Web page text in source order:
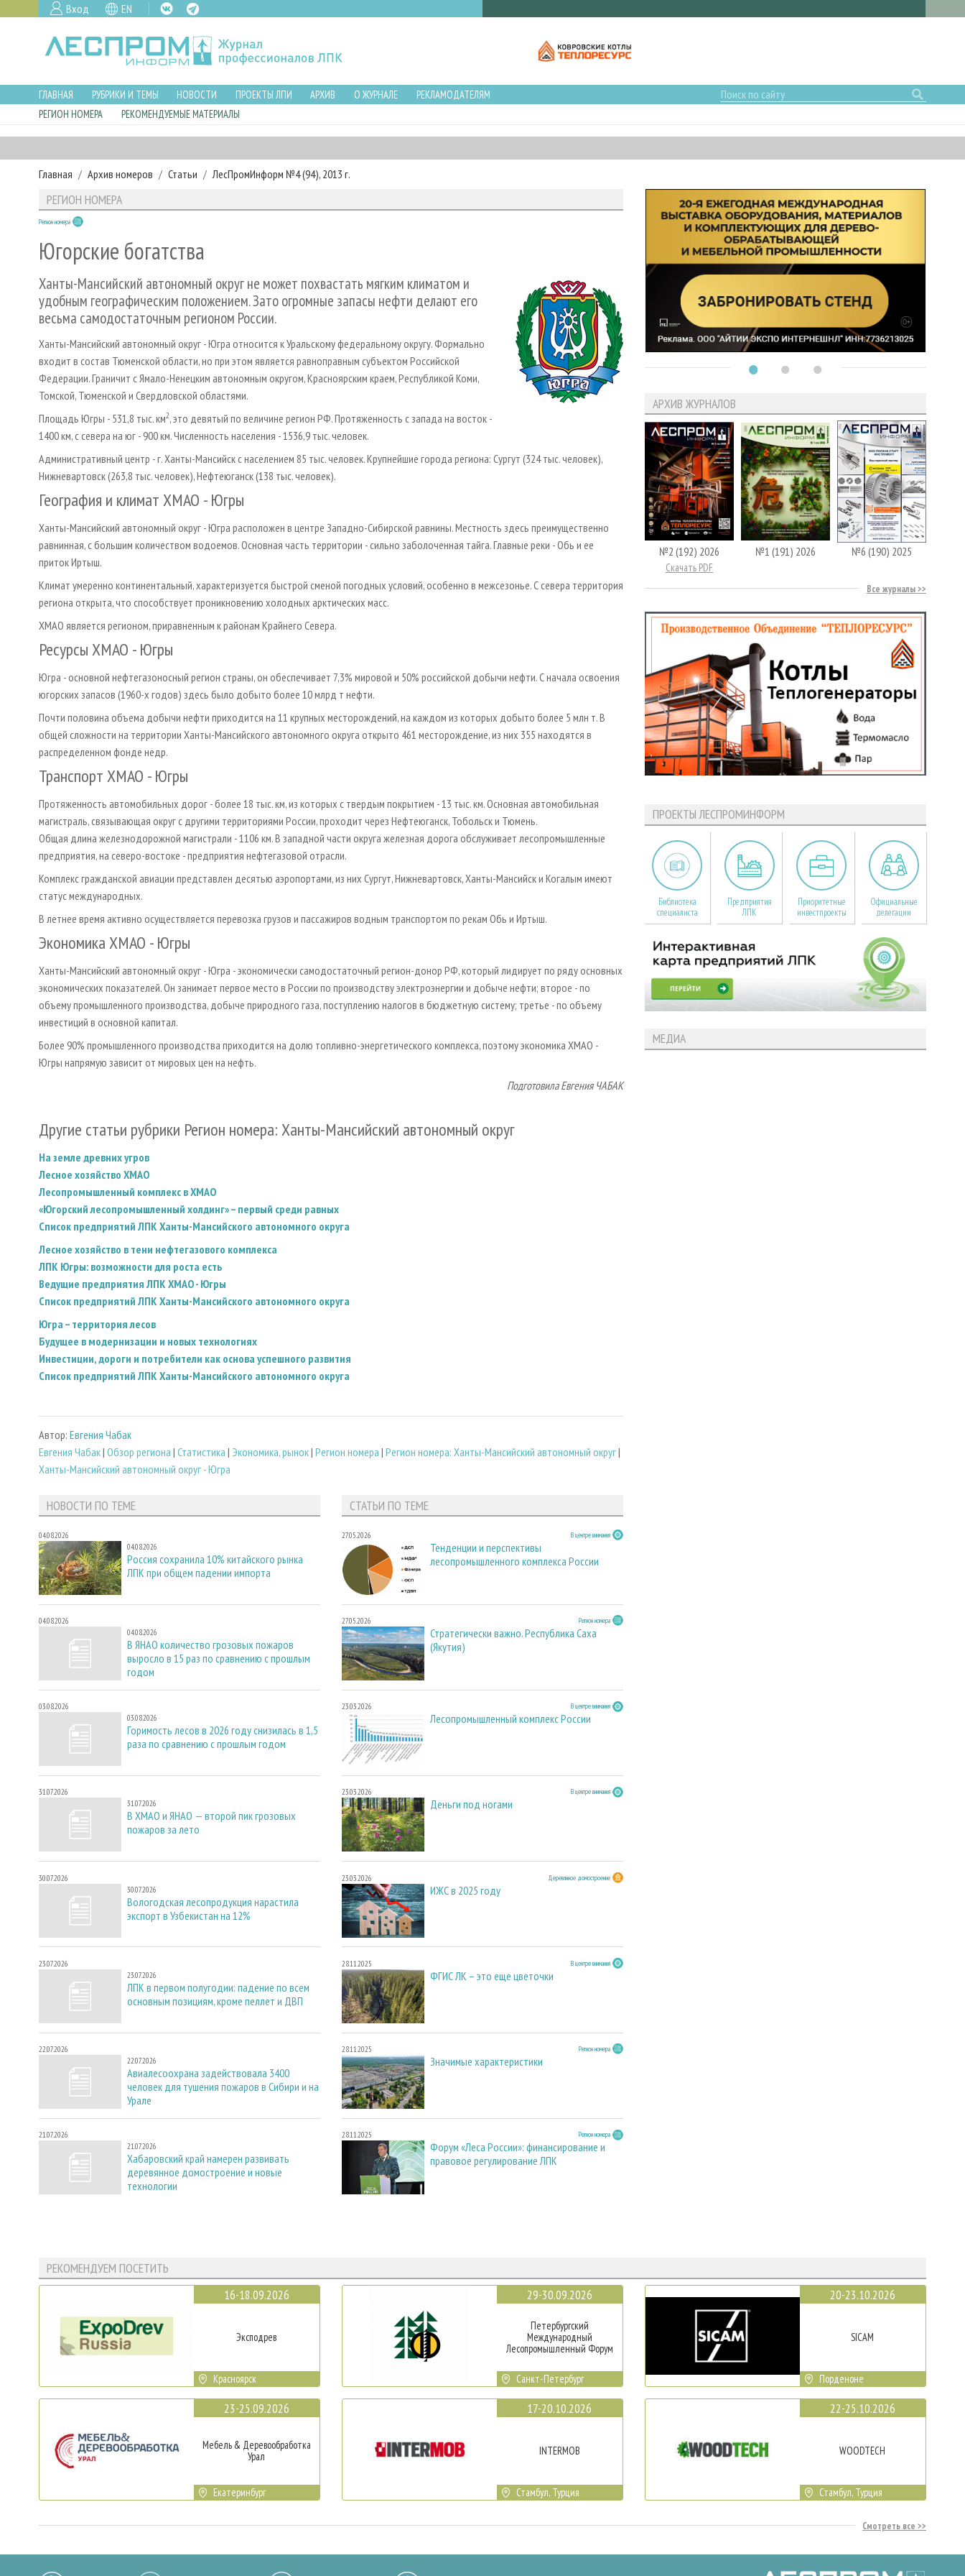
Вход EN
ГЛАВНАЯ РУБРИКИ И ТЕМЫ НОВОСТИ ПРОЕКТЫ ЛПИ АРХИВ О ЖУРНАЛЕ
РЕКЛАМОДАТЕЛЯМ
РЕГИОН НОМЕРА
РЕКОМЕНДУЕМЫЕ МАТЕРИАЛЫ
Главная Архив номеров Статьи ЛесПромИнформ №4 (94), 2013 г.
РЕГИОН НОМЕРА
Регион номера
Югорские богатства
Ханты-Мансийский автономный округ не может похвастать мягким климатом и
удобным географическим положением. Зато огромные запасы нефти делают его
весьма самодостаточным регионом России.
Ханты-Мансийский автономный округ - Югра относится к Уральскому федеральному округу. Формально
входит в состав Тюменской области, но при этом является равноправным субъектом Российской
Федерации. Граничит с Ямало-Ненецким автономным округом, Красноярским краем, Республикой Коми,
Томской, Тюменской и Свердловской областями.
Площадь Югры - 531,8 тыс. км2, это девятый по величине регион РФ. Протяженность с запада на восток -
1400 км, с севера на юг - 900 км. Численность населения - 1536,9 тыс. человек.
Административный центр - г. Ханты-Мансийск с населением 85 тыс. человек. Крупнейшие города региона: Сургут (324 тыс. человек),
Нижневартовск (263,8 тыс. человек), Нефте­юганск (138 тыс. человек).
География и климат ХМАО - Югры
Ханты-Мансийский автономный округ - Югра расположен в центре Западно-Сибирской равнины. Местность здесь преимущественно
равнинная, с большим количеством водоемов. Основная часть территории - сильно заболоченная тайга. Главные реки - Обь и ее
приток Иртыш.
Климат умеренно континентальный, характеризуется быстрой сменой погодных условий, особенно в меж­сезонье. С севера территория
региона открыта, что способствует проникновению холодных арктических масс.
ХМАО является регионом, приравненным к районам Крайнего Севера.
Ресурсы ХМАО - Югры
Югра - основной нефтегазоносный регион страны, он обеспечивает 7,3% мировой и 50% российской добычи нефти. С начала освоения
югорских запасов (1960-х годов) здесь было добыто более 10 млрд т нефти.
Почти половина объема добычи нефти приходится на 11 крупных месторождений, на каждом из которых добыто более 5 млн т. В
общей сложности на территории Ханты-Мансийского автономного округа открыто 461 месторождение, из них 355 находятся в
распределенном фонде недр.
Транспорт ХМАО - Югры
Протяженность автомобильных дорог - более 18 тыс. км, из которых с твердым покрытием - 13 тыс. км. Основная автомобильная
магистраль, связывающая округ с другими территориями России, проходит через Нефтеюганск, Тобольск и Тюмень.
Общая длина железнодорожной магистрали - 1106 км. В западной части округа железная дорога обслуживает лесопромышленные
предприятия, на северо-востоке - предприятия нефтегазовой отрасли.
Комплекс гражданской авиации представлен десятью аэропортами, из них Сургут, Нижневартовск, Ханты-Мансийск и Когалым имеют
статус международных.
В летнее время активно осуществляется перевозка грузов и пассажиров водным транспортом по рекам Обь и Иртыш.
Экономика ХМАО - Югры
Ханты-Мансийский автономный округ - Югра - экономически самодостаточный регион-донор РФ, который лидирует по ряду основных
экономических показателей. Он занимает первое место в России по производству электроэнергии и добыче нефти; второе - по
объему промышленного производства, добыче природного газа, поступлению налогов в бюджетную систему; третье - по объему
инвестиций в основной капитал.
Более 90% промышленного производства приходится на долю топливно-энергетического комплекса, поэтому экономика ХМАО -
Югры напрямую зависит от мировых цен на нефть.
Подготовила Евгения ЧАБАК
Другие статьи рубрики Регион номера: Ханты-Мансийский автономный округ
На земле древних угров
Лесное хозяйство ХМАО
Лесопромышленный комплекс в ХМАО
«Югорский лесопромышленный холдинг» – первый среди равных
Список предприятий ЛПК Ханты-Мансийского автономного округа
Лесное хозяйство в тени нефтегазового комплекса
ЛПК Югры: возможности для роста есть
Ведущие предприятия ЛПК ХМАО - Югры
Список предприятий ЛПК Ханты-Мансийского автономного округа
Югра – территория лесов
Будущее в модернизации и новых технологиях
Инвестиции, дороги и потребители как основа успешного развития
Список предприятий ЛПК Ханты-Мансийского автономного округа
Автор: Евгения Чабак
Евгения Чабак| Обзор региона | Статистика | Экономика, рынок| Регион номера | Регион номера: Ханты-Мансийский автономный округ|
Ханты-Мансийский автономный округ - Югра
НОВОСТИ ПО ТЕМЕ
04.08.2026
04.08.2026
Россия сохранила 10% китайского рынка
ЛПК при общем падении импорта
04.08.2026
04.08.2026
В ЯНАО количество грозовых пожаров
выросло в 15 раз по сравнению с прошлым
годом
03.08.2026
03.08.2026
Горимость лесов в 2026 году снизилась в 1,5
раза по сравнению с прошлым годом
31.07.2026
31.07.2026
В ХМАО и ЯНАО — второй пик грозовых
пожаров за лето
30.07.2026
30.07.2026
Вологодская лесопродукция нарастила
экспорт в Узбекистан на 12%
23.07.2026
23.07.2026
ЛПК в первом полугодии: падение по всем
основным позициям, кроме пеллет и ДВП
22.07.2026
22.07.2026
Авиалесоохрана задействовала 3400
человек для тушения пожаров в Сибири и на
Урале
21.07.2026
21.07.2026
Хабаровский край намерен развивать
деревянное домостроение и новые
технологии
СТАТЬИ ПО ТЕМЕ
27.05.2026 В центре внимания
Тенденции и перспективы
лесопромышленного комплекса России
27.05.2026 Регион номера
Стратегически важно. Республика Саха
(Якутия)
23.03.2026 В центре внимания
Лесопромышленный комплекс России
23.03.2026 В центре внимания
Деньги под ногами
23.03.2026 Деревянное домостроение
ИЖС в 2025 году
28.11.2025 В центре внимания
ФГИС ЛК – это еще цветочки
28.11.2025 Регион номера
Значимые характеристики
28.11.2025 Регион номера
Форум «Леса России»: финансирование и
правовое регулирование ЛПК
АРХИВ ЖУРНАЛОВ
№2 (192) 2026
Скачать PDF
№1 (191) 2026 №6 (190) 2025
Все журналы
ПРОЕКТЫ ЛЕСПРОМИНФОРМ
Библиотека
специалиста
Предприятия
ЛПК
Приоритетные
инвестпроекты
Официальные
делегации
МЕДИА
РЕКОМЕНДУЕМ ПОСЕТИТЬ
16-18.09.2026
Эксподрев
Красноярск
23-25.09.2026
Мебель & Деревообработка
Урал
Екатеринбург
29-30.09.2026
Петербургский
Международный
Лесопромышленный Форум
Санкт-Петербург
17-20.10.2026
INTERMOB
Стамбул, Турция
20-23.10.2026
SICAM
Порденоне
22-25.10.2026
WOODTECH
Стамбул, Турция
Смотреть все